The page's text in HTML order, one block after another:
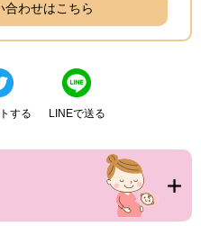
合わせはこちら
する LINEで送る